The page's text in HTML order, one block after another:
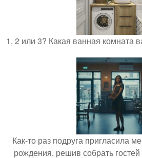
1, 2 или 3? Какая ванная комната
Как-то раз подруга пригласила
рождения, решив собрать